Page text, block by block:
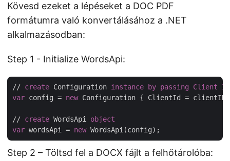
Kövesd ezeket a lépéseket a DOC PDF
formátumra való konvertálásához a .NET
alkalmazásodban:
Step 1 - Initialize WordsApi:
// create Configuration instance by passing Client
ID
var config = new Configuration { ClientId =
// create WordsApi object
var wordsApi = new
Step 2 – Töltsd fel a DOCX fájlt a felhőtárolóba: